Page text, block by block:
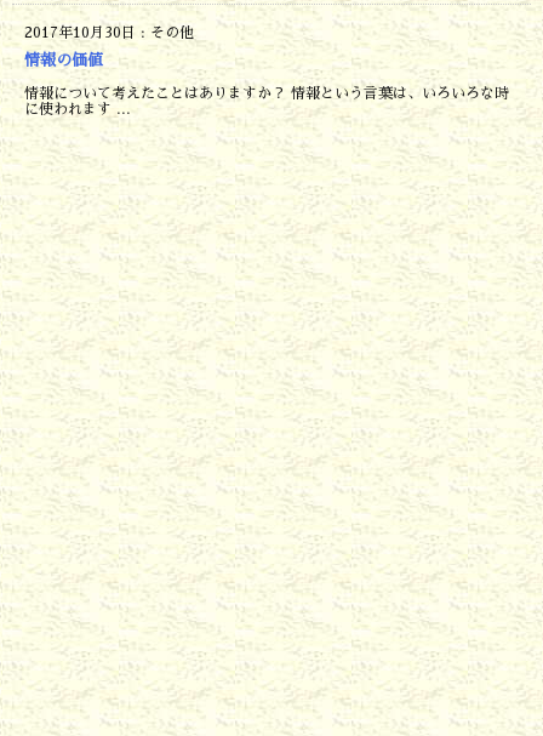
2017年10月30日 : その他
情報の価値
情報について考えたことはありますか？ 情報という言葉は、いろいろな時
に使われます ...